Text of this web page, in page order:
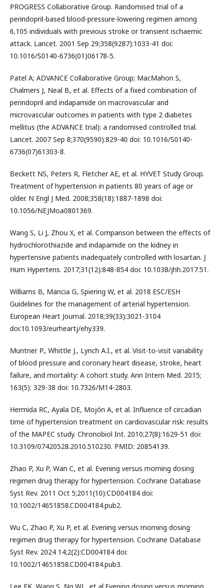
PROGRESS Collaborative Group. Randomised trial of a
perindopril-based blood-pressure-lowering regimen among
6,105 individuals with previous stroke or transient ischaemic
attack. Lancet. 2001 Sep 29;358(9287):1033-41 doi:
10.1016/S0140-6736(01)06178-5.
Patel A; ADVANCE Collaborative Group; MacMahon S,
Chalmers J, Neal B, et al. Effects of a fixed combination of
perindopril and indapamide on macrovascular and
microvascular outcomes in patients with type 2 diabetes
mellitus (the ADVANCE trial): a randomised controlled trial.
Lancet. 2007 Sep 8;370(9590):829-40 doi: 10.1016/S0140-
6736(07)61303-8.
Beckett NS, Peters R, Fletcher AE, et al. HYVET Study Group.
Treatment of hypertension in patients 80 years of age or
older. N Engl J Med. 2008;358(18):1887-1898 doi:
10.1056/NEJMoa0801369.
Wang S, Li J, Zhou X, et al. Comparison between the effects of
hydrochlorothiazide and indapamide on the kidney in
hypertensive patients inadequately controlled with losartan. J
Hum Hypertens. 2017;31(12):848-854 doi: 10.1038/jhh.2017.51.
Williams B, Mancia G, Spiering W, et al. 2018 ESC/ESH
Guidelines for the management of arterial hypertension.
European Heart Journal. 2018;39(33):3021-3104
doi:10.1093/eurheartj/ehy339.
Muntner P., Whittle J., Lynch A.I., et al. Visit-to-visit variability
of blood pressure and coronary heart disease, stroke, heart
failure, and mortality: A cohort study. Ann Intern Med. 2015;
163(5): 329-38 doi: 10.7326/M14-2803.
Hermida RC, Ayala DE, Mojón A, et al. Influence of circadian
time of hypertension treatment on cardiovascular risk: results
of the MAPEC study. Chronobiol Int. 2010;27(8):1629-51 doi:
10.3109/07420528.2010.510230. PMID: 20854139.
Zhao P, Xu P, Wan C, et al. Evening versus morning dosing
regimen drug therapy for hypertension. Cochrane Database
Syst Rev. 2011 Oct 5;2011(10):CD004184 doi:
10.1002/14651858.CD004184.pub2.
Wu C, Zhao P, Xu P, et al. Evening versus morning dosing
regimen drug therapy for hypertension. Cochrane Database
Syst Rev. 2024 14;2(2):CD004184 doi:
10.1002/14651858.CD004184.pub3.